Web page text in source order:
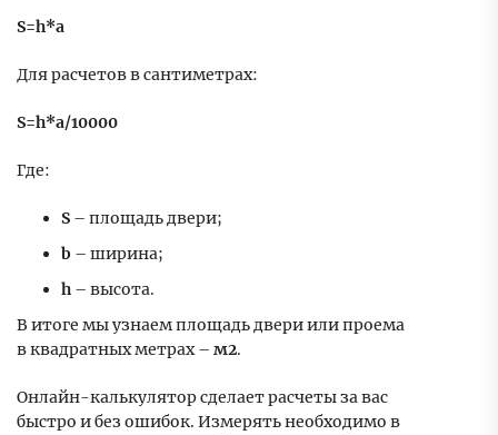
S=h*a
Для расчетов в сантиметрах:
S=h*а/10000
Где:
S – площадь двери;
b – ширина;
h – высота.
В итоге мы узнаем площадь двери или проема
в квадратных метрах – м2.
Онлайн-калькулятор сделает расчеты за вас
быстро и без ошибок. Измерять необходимо в